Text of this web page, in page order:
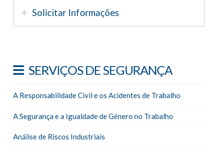
Solicitar Informações
SERVIÇOS DE SEGURANÇA
A Responsabilidade Civil e os Acidentes de Trabalho
A Segurança e a Igualdade de Género no Trabalho
Análise de Riscos Industriais